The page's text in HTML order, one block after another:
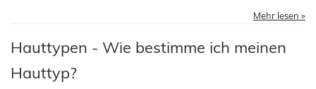
Mehr lesen »
Hauttypen - Wie bestimme ich meinen
Hauttyp?